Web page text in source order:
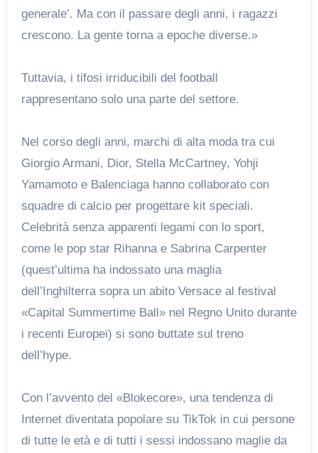
generale’. Ma con il passare degli anni, i ragazzi
crescono. La gente torna a epoche diverse.»
Tuttavia, i tifosi irriducibili del football
rappresentano solo una parte del settore.
Nel corso degli anni, marchi di alta moda tra cui
Giorgio Armani, Dior, Stella McCartney, Yohji
Yamamoto e Balenciaga hanno collaborato con
squadre di calcio per progettare kit speciali.
Celebrità senza apparenti legami con lo sport,
come le pop star Rihanna e Sabrina Carpenter
(quest’ultima ha indossato una maglia
dell’Inghilterra sopra un abito Versace al festival
«Capital Summertime Ball» nel Regno Unito durante
i recenti Europei) si sono buttate sul treno
dell’hype.
Con l’avvento del «Blokecore», una tendenza di
Internet diventata popolare su TikTok in cui persone
di tutte le età e di tutti i sessi indossano maglie da